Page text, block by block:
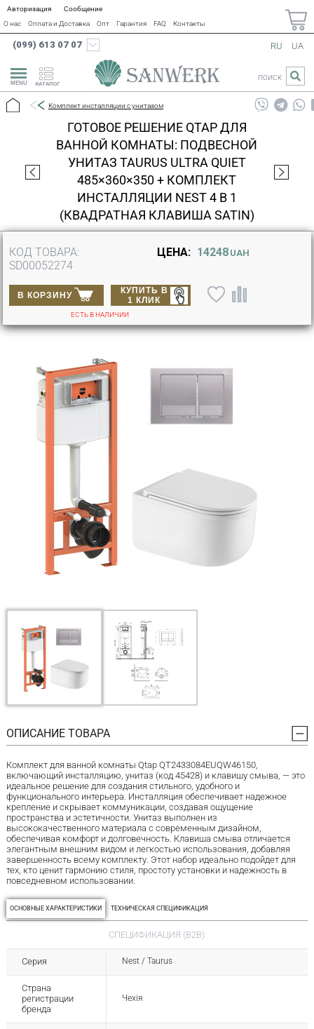
Авторизация
Сообщение
О нас
Оплата и Доставка Опт Гарантия FAQ Контакты
(099) 613 07 07
КАТАЛОГ
RU UA
ПОИСК
Комплект инсталляции с унитазом
ГОТОВОЕ РЕШЕНИЕ QTAP ДЛЯ
ВАННОЙ КОМНАТЫ: ПОДВЕСНОЙ
УНИТАЗ TAURUS ULTRA QUIET
485×360×350 + КОМПЛЕКТ
ИНСТАЛЛЯЦИИ NEST 4 В 1
(КВАДРАТНАЯ КЛАВИША SATIN)
КОД ТОВАРА:
SD00052274
ЦЕНА: 14248 UAH
В КОРЗИНУ
КУПИТЬ В
1 КЛИК
ЕСТЬ В НАЛИЧИИ
ОПИСАНИЕ ТОВАРА
Комплект для ванной комнаты Qtap QT2433084EUQW46150,
включающий инсталляцию, унитаз (код 45428) и клавишу смыва, — это
идеальное решение для создания стильного, удобного и
функционального интерьера. Инсталляция обеспечивает надежное
крепление и скрывает коммуникации, создавая ощущение
пространства и эстетичности. Унитаз выполнен из
высококачественного материала с современным дизайном,
обеспечивая комфорт и долговечность. Клавиша смыва отличается
элегантным внешним видом и легкостью использования, добавляя
завершенность всему комплекту. Этот набор идеально подойдет для
тех, кто ценит гармонию стиля, простоту установки и надежность в
повседневном использовании.
ОСНОВНЫЕ ХАРАКТЕРИСТИКИ ТЕХНИЧЕСКАЯ СПЕЦИФИКАЦИЯ
СПЕЦИФИКАЦИЯ (B2B)
Серия Nest / Taurus
Страна
регистрации
бренда
Чехія